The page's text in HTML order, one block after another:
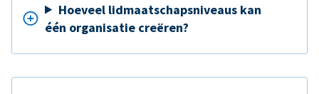
Hoeveel lidmaatschapsniveaus kan
één organisatie creëren?